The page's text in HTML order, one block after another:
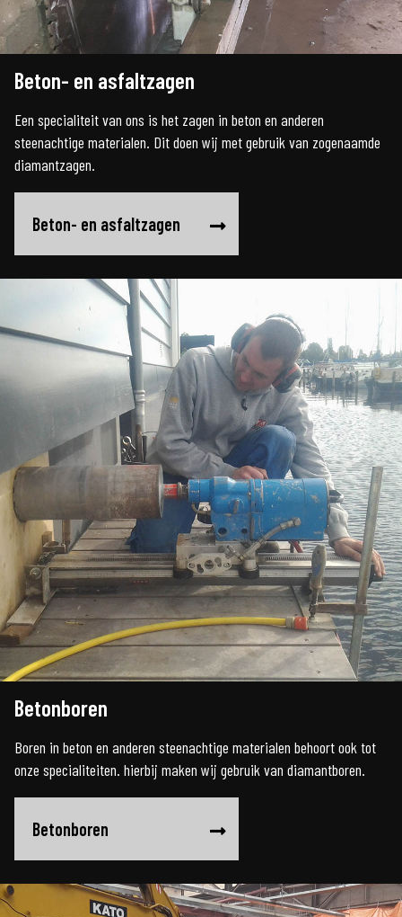
Beton- en asfaltzagen
Een specialiteit van ons is het zagen in beton en anderen
steenachtige materialen. Dit doen wij met gebruik van zogenaamde
diamantzagen.
Beton- en asfaltzagen
Betonboren
Boren in beton en anderen steenachtige materialen behoort ook tot
onze specialiteiten. hierbij maken wij gebruik van diamantboren.
Betonboren